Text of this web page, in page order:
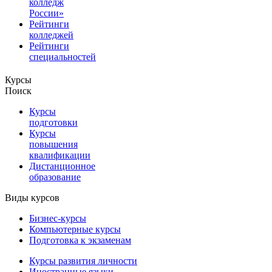
России»
Рейтинги
колледжей
Рейтинги
специальностей
Курсы
Поиск
Курсы
подготовки
Курсы
повышения
квалификации
Дистанционное
образование
Виды курсов
Бизнес-курсы
Компьютерные курсы
Подготовка к экзаменам
Курсы развития личности